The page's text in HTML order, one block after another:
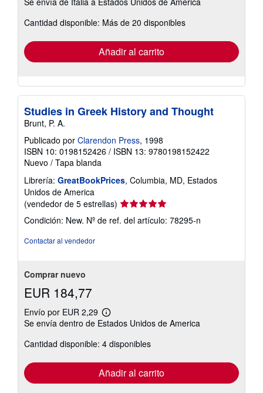
información
las
envío
Cantidad disponible: Más de 20 disponibles
Añadir al carrito
Studies in Greek History and Thought
Brunt, P. A.
Publicado por Clarendon Press, 1998
ISBN 10: 0198152426 / ISBN 13: 9780198152422
Nuevo / Tapa blanda
Librería: GreatBookPrices, Columbia, MD, Estados
Unidos de America
(vendedor de 5 estrellas) Calificación
del
vendedor:
Condición: New. Nº de ref. del artículo: 78295-n
Contactar al vendedor
Comprar nuevo
EUR 184,77
Envío por EUR 2,29
Más
información
las
tarifas
envío
Se envía dentro de Estados Unidos de America
Cantidad disponible: 4 disponibles
Añadir al carrito